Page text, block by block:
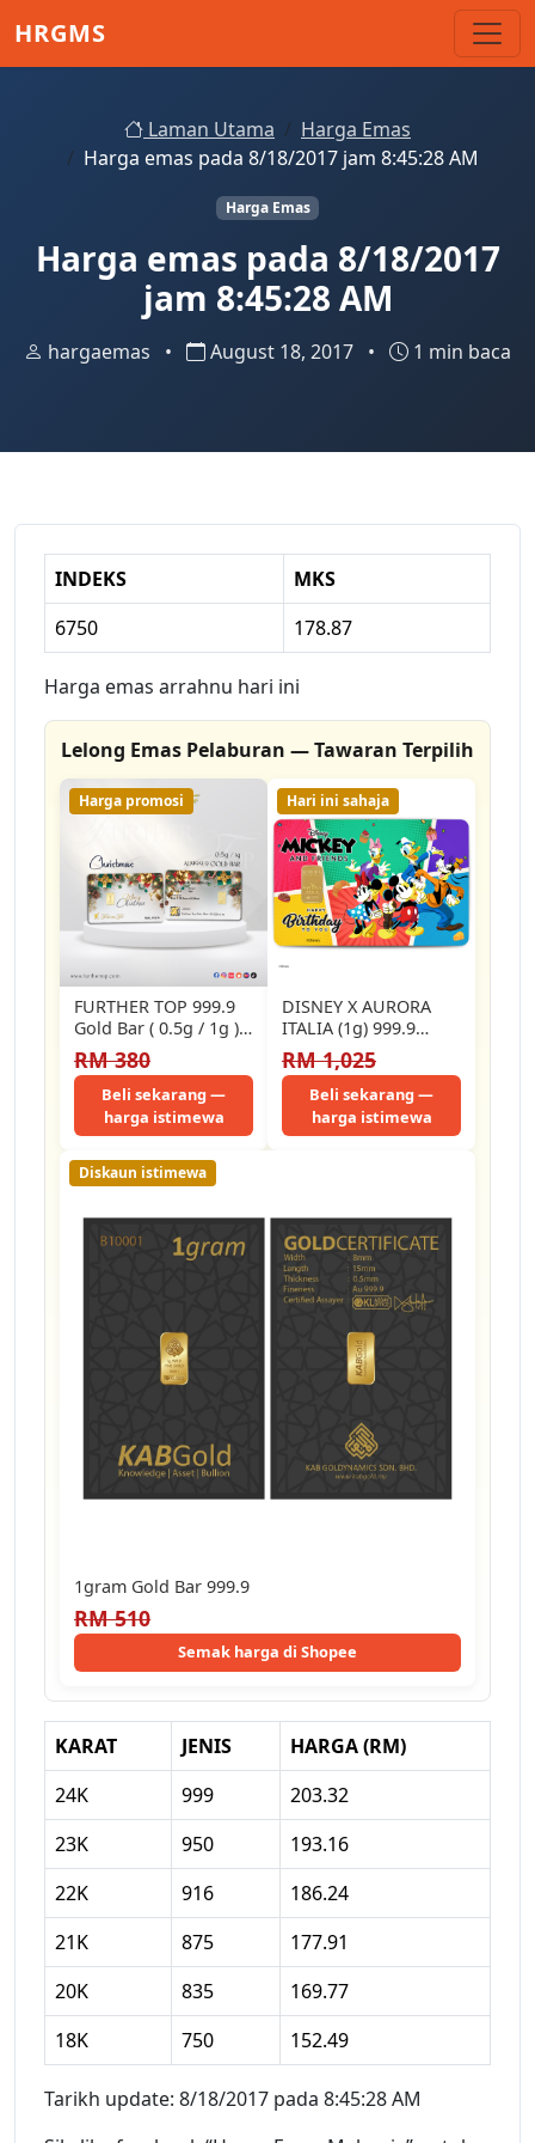
HRGMS
Laman Utama
Harga Emas
Harga emas pada 8/18/2017 jam 8:45:28 AM
Harga Emas
Harga emas pada 8/18/2017
jam 8:45:28 AM
hargaemas • August 18, 2017 • 1 min baca
INDEKS
MKS
6750
178.87
Harga emas arrahnu hari ini
Lelong Emas Pelaburan — Tawaran Terpilih
Harga promosi
FURTHER TOP 999.9
Gold Bar ( 0.5g / 1g ) -
MERRY…
RM 380
Beli sekarang —
harga istimewa
Hari ini sahaja
DISNEY X AURORA
ITALIA (1g) 999.9
Mickey & Friend
Happy Birthday
Limited…
RM 1,025
Beli sekarang —
harga istimewa
Diskaun istimewa
1gram Gold Bar 999.9
RM 510
Semak harga di Shopee
KARAT JENIS
HARGA (RM)
24K
999
203.32
23K
950
193.16
22K
916
186.24
21K
875
177.91
20K
835
169.77
18K
750 152.49
Tarikh update: 8/18/2017 pada 8:45:28 AM